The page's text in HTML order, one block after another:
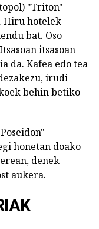
"Triton"
Hiru hotelek
bat. Oso
itsasoan
da. Kafea edo tea
irudi
behin betiko
honetan doako
denek
aukera.